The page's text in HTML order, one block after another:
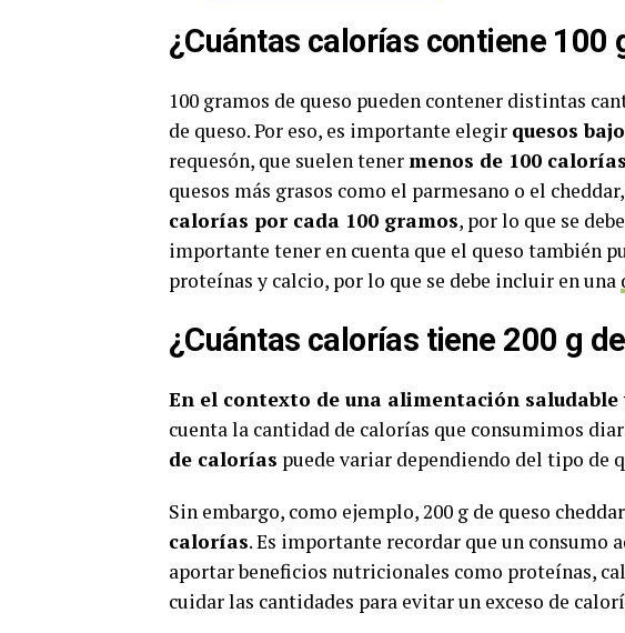
¿Cuántas calorías contiene 100
100 gramos de queso pueden contener distintas
de queso. Por eso, es importante elegir quesos
requesón, que suelen tenermenos de 100
quesos más grasos como el parmesano o el
calorías por cada 100 gramos, por lo que se
importante tener en cuenta que el queso también
proteínas y calcio, por lo que se debe incluir en una
¿Cuántas calorías tiene 200 g
En el contexto de una alimentación saludable
cuenta la cantidad de calorías que consumimos
de calorías puede variar dependiendo del tipo de
Sin embargo, como ejemplo, 200 g de queso
calorías. Es importante recordar que un consumo
aportar beneficios nutricionales como proteínas,
cuidar las cantidades para evitar un exceso de